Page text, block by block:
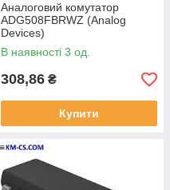
Аналоговий комутатор
ADG508FBRWZ (Analog
Devices)
В наявності 3 од.
308,86 ₴
Купити